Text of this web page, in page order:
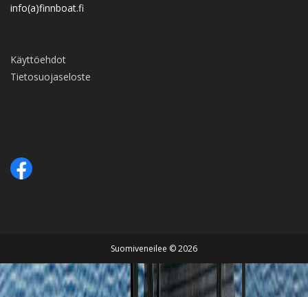
info(a)finnboat.fi
Käyttöehdot
Tietosuojaseloste
Suomiveneilee © 2026